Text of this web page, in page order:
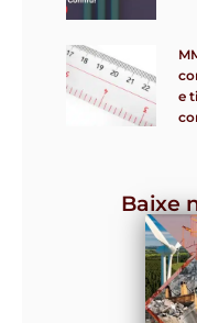
e
Baixe